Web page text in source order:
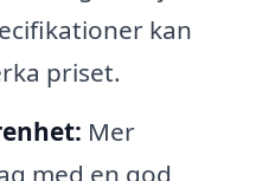
kan
priset.
Mer
med en god